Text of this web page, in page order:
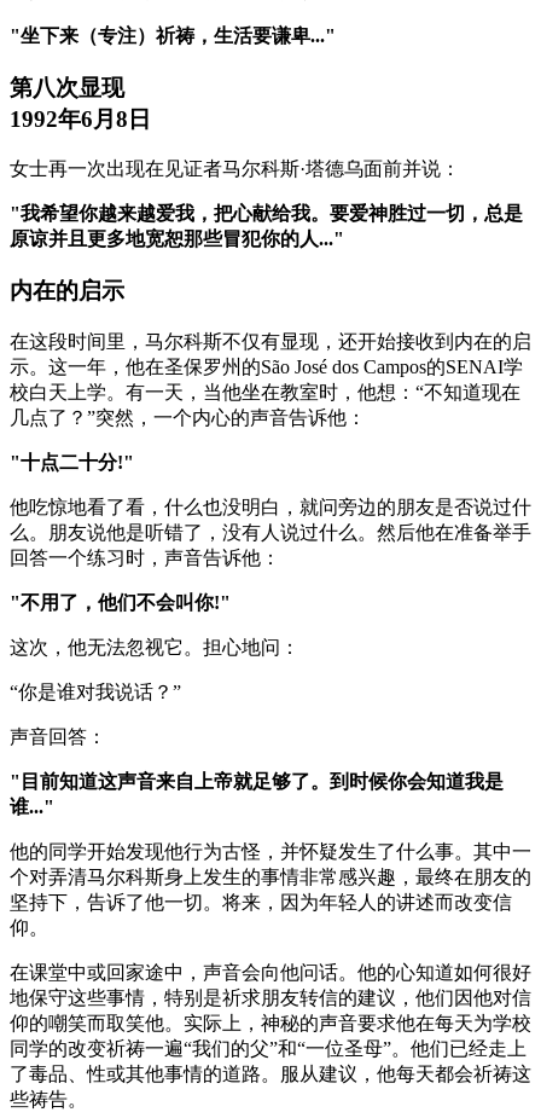
"坐下来（专注）祈祷，生活要谦卑..."
第八次显现
1992年6月8日
女士再一次出现在见证者马尔科斯·塔德乌面前并说：
"我希望你越来越爱我，把心献给我。要爱神胜过一切，总是
原谅并且更多地宽恕那些冒犯你的人..."
内在的启示
在这段时间里，马尔科斯不仅有显现，还开始接收到内在的启
示。这一年，他在圣保罗州的São José dos Campos的SENAI学
校白天上学。有一天，当他坐在教室时，他想：“不知道现在
几点了？”突然，一个内心的声音告诉他：
"十点二十分!"
他吃惊地看了看，什么也没明白，就问旁边的朋友是否说过什
么。朋友说他是听错了，没有人说过什么。然后他在准备举手
回答一个练习时，声音告诉他：
"不用了，他们不会叫你!"
这次，他无法忽视它。担心地问：
“你是谁对我说话？”
声音回答：
"目前知道这声音来自上帝就足够了。到时候你会知道我是
谁..."
他的同学开始发现他行为古怪，并怀疑发生了什么事。其中一
个对弄清马尔科斯身上发生的事情非常感兴趣，最终在朋友的
坚持下，告诉了他一切。将来，因为年轻人的讲述而改变信
仰。
在课堂中或回家途中，声音会向他问话。他的心知道如何很好
地保守这些事情，特别是祈求朋友转信的建议，他们因他对信
仰的嘲笑而取笑他。实际上，神秘的声音要求他在每天为学校
同学的改变祈祷一遍“我们的父”和“一位圣母”。他们已经走上
了毒品、性或其他事情的道路。服从建议，他每天都会祈祷这
些祷告。